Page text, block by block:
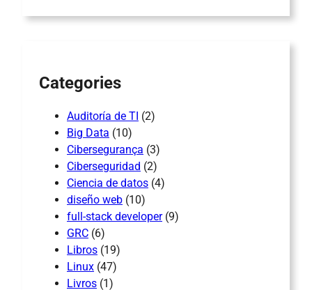
Categories
Auditoría de TI (2)
Big Data (10)
Cibersegurança (3)
Ciberseguridad (2)
Ciencia de datos (4)
diseño web (10)
full-stack developer(9)
GRC (6)
Libros (19)
Linux (47)
Livros (1)